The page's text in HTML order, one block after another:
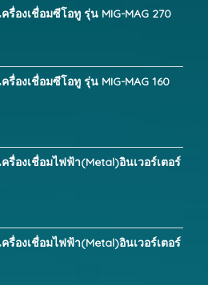
ครื่องเชื่อมซีโอทู รุ่น MIG-MAG 270
ครื่องเชื่อมซีโอทู รุ่น MIG-MAG 160
ครื่องเชื่อมไฟฟ้า(Metal)อินเวอร์เตอร์
ครื่องเชื่อมไฟฟ้า(Metal)อินเวอร์เตอร์